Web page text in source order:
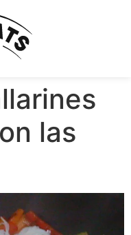
las